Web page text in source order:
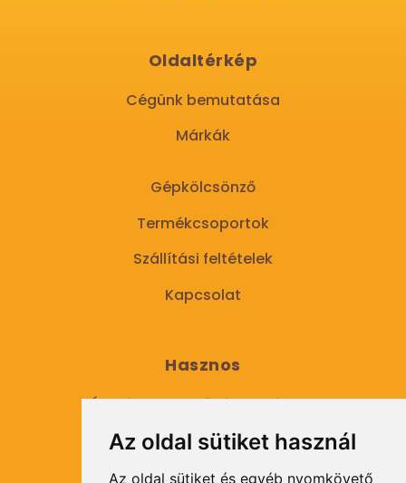
Az oldal sütiket használ
Az oldal sütiket és egyéb nyomkövető
Oldaltérkép
Cégünk bemutatása
Márkák
Gépkölcsönző
Termékcsoportok
Szállítási feltételek
Kapcsolat
Hasznos
Általános Szerződési Feltételek
Adatkezelési tájékoztató